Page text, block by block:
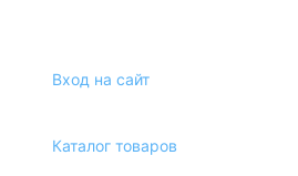
Вход на сайт
Каталог товаров